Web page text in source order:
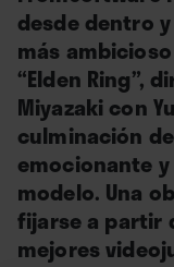
desde dentro
más
“Elden Ring”,
Miyazaki con
culminación
emocionante
modelo. Una
fijarse a partir
mejores